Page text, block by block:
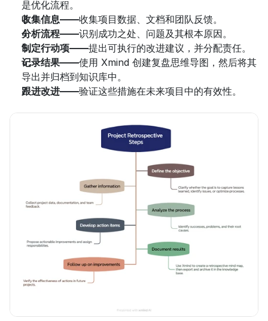
是优化流程。
收集信息——收集项目数据、文档和团队反馈。
分析流程——识别成功之处、问题及其根本原因。
制定行动项——提出可执行的改进建议，并分配责任。
记录结果——使用 Xmind 创建复盘思维导图，然后将其
导出并归档到知识库中。
跟进改进——验证这些措施在未来项目中的有效性。